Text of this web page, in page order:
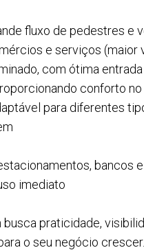
fluxo de pedestres e
e serviços (maior
com ótima entrada
conforto no
para diferentes
bancos
imediato
praticidade,
o seu negócio crescer.